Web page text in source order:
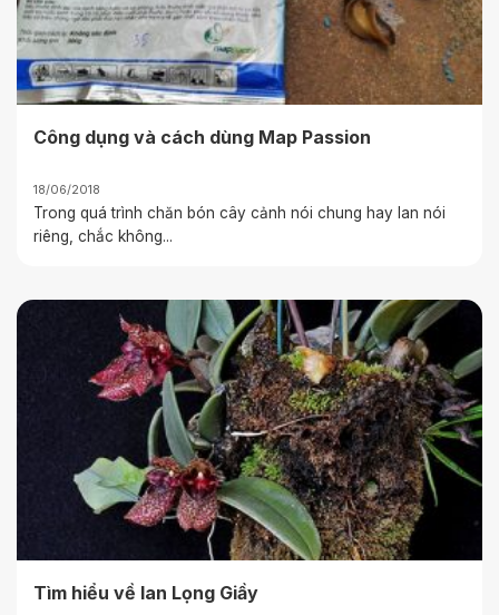
Công dụng và cách dùng Map Passion
18/06/2018
Trong quá trình chăn bón cây cảnh nói chung hay lan nói
riêng, chắc không...
Tìm hiểu về lan Lọng Giầy